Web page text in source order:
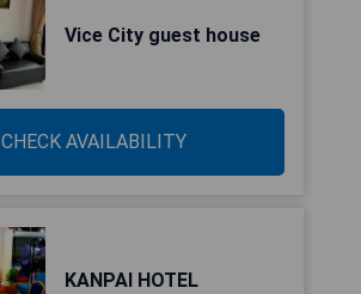
Vice City guest house
CHECK AVAILABILITY
KANPAI HOTEL